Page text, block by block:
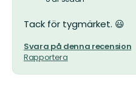
Tack för tygmärket. 😃
Svara på denna recension
Rapportera